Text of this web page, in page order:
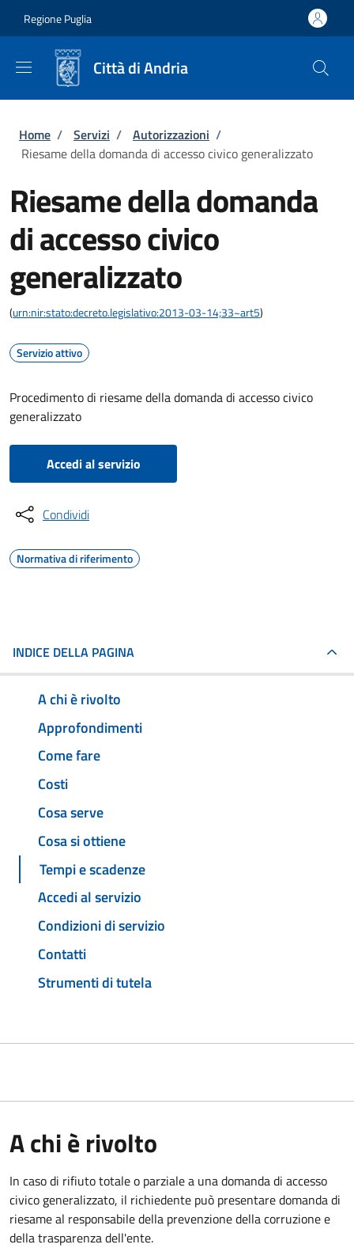
Regione Puglia
Città di Andria
Briciole di pane
Home / Servizi / Autorizzazioni /
Riesame della domanda di accesso civico generalizzato
Riesame della domanda
di accesso civico
generalizzato
(urn:nir:stato:decreto.legislativo:2013-03-14;33~art5)
Servizio attivo
Procedimento di riesame della domanda di accesso civico
generalizzato
Accedi al servizio
Condividi
Normativa di riferimento
INDICE DELLA PAGINA
A chi è rivolto
Approfondimenti
Come fare
Costi
Cosa serve
Cosa si ottiene
Tempi e scadenze
Accedi al servizio
Condizioni di servizio
Contatti
Strumenti di tutela
A chi è rivolto
In caso di rifiuto totale o parziale a una domanda di accesso
civico generalizzato, il richiedente può presentare domanda di
riesame al responsabile della prevenzione della corruzione e
della trasparenza dell'ente.